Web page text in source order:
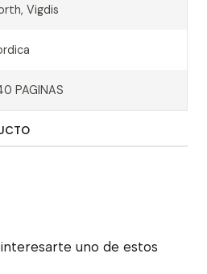
Vigdis
PAGINAS
uno de estos